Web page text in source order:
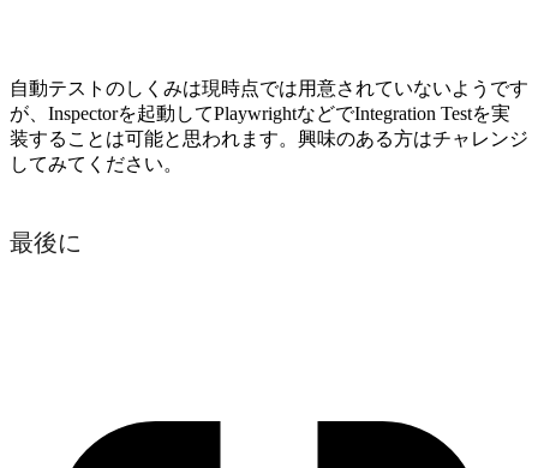
自動テストのしくみは現時点では用意されていないようです
が、Inspectorを起動してPlaywrightなどでIntegration Testを実
装することは可能と思われます。興味のある方はチャレンジ
してみてください。
最後に